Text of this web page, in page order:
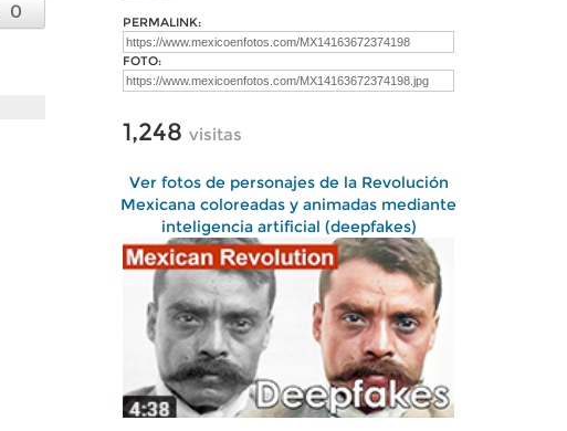
0 PERMALINK:
FOTO:
1,248 visitas
Ver fotos de personajes de la Revolución
Mexicana coloreadas y animadas mediante
inteligencia artificial (deepfakes)